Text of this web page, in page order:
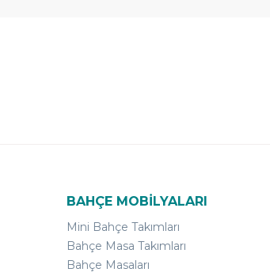
BAHÇE MOBİLYALARI
Mini Bahçe Takımları
Bahçe Masa Takımları
Bahçe Masaları